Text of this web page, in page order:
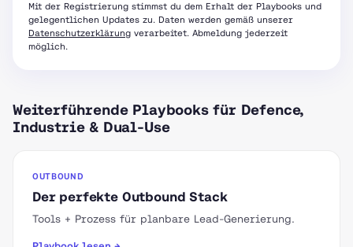
Mit der Registrierung stimmst du dem Erhalt der Playbooks und
gelegentlichen Updates zu. Daten werden gemäß unserer
Datenschutzerklärung verarbeitet. Abmeldung jederzeit
möglich.
Weiterführende Playbooks für Defence,
Industrie & Dual-Use
OUTBOUND
Der perfekte Outbound Stack
Tools + Prozess für planbare Lead-Generierung.